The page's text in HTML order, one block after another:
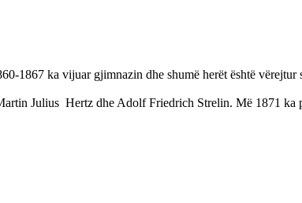
1867 ka vijuar gjimnazin dhe shumë herët është vërejtur
Julius Hertz dhe Adolf Friedrich Strelin. Më 1871 ka